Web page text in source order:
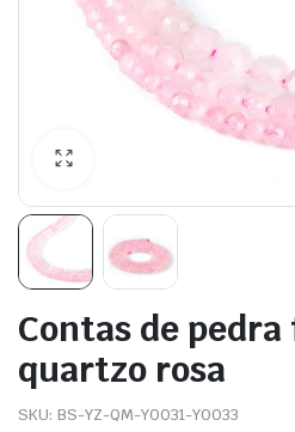
Contas de
quartzo rosa
SKU: BS-YZ-QM-Y0031-Y0033